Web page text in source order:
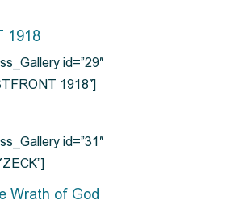
1918
id=”29″
1918″]
id=”31″
Wrath of God